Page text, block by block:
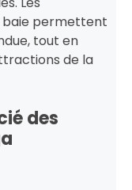
baie permettent
tout en
de la
des